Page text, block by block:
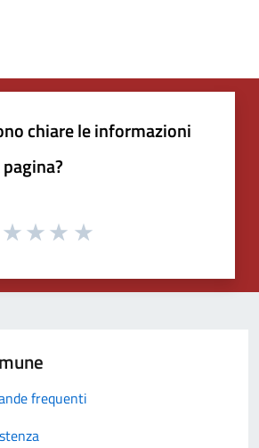
chiare le informazioni
frequenti